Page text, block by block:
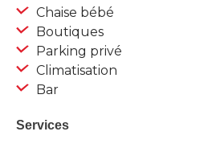
Chaise bébé
Boutiques
Parking privé
Climatisation
Bar
Services